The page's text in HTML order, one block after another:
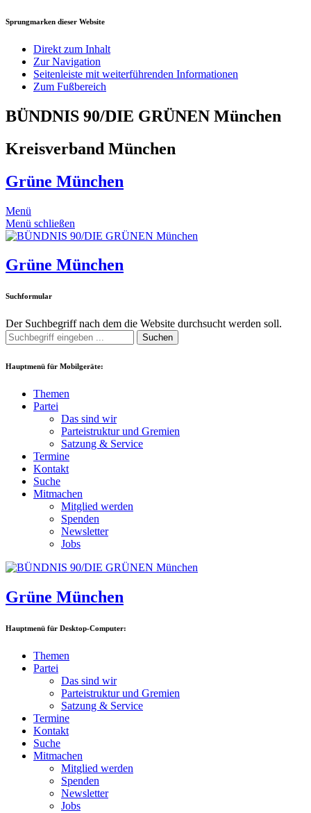
Sprungmarken dieser Website
Direkt zum Inhalt
Zur Navigation
Seitenleiste mit weiterführenden Informationen
Zum Fußbereich
BÜNDNIS 90/DIE GRÜNEN München
Kreisverband München
Grüne München
Menü
Menü schließen
Grüne München
Suchformular
Der Suchbegriff nach dem die Website durchsucht werden soll.
Suchen
Hauptmenü für Mobilgeräte:
Themen
Partei
Das sind wir
Parteistruktur und Gremien
Satzung & Service
Termine
Kontakt
Suche
Mitmachen
Mitglied werden
Spenden
Newsletter
Jobs
Grüne München
Hauptmenü für Desktop-Computer:
Themen
Partei
Das sind wir
Parteistruktur und Gremien
Satzung & Service
Termine
Kontakt
Suche
Mitmachen
Mitglied werden
Spenden
Newsletter
Jobs